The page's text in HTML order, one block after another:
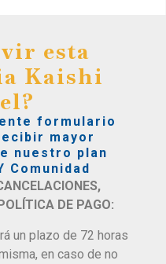
esta
Kaishi
formulario
mayor
nuestro plan
Comunidad
DE PAGO:
un plazo de 72 horas
en caso de no